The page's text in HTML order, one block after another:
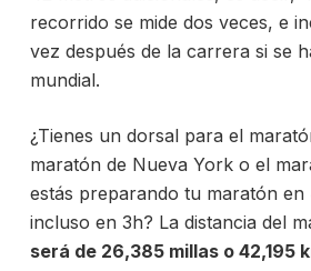
recorrido se mide dos veces, e
vez después de la carrera si se
mundial.
¿Tienes un dorsal para el
maratón de Nueva York o el
estás preparando tu maratón
incluso en 3h? La distancia del
será de 26,385 millas o 42,195